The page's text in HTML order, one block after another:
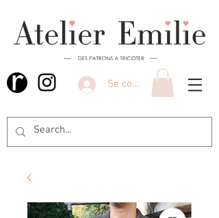
Se connecter